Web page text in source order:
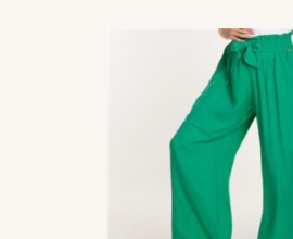
Ce
produit
a
plusieurs
Les
options
peuvent
être
choisies
page